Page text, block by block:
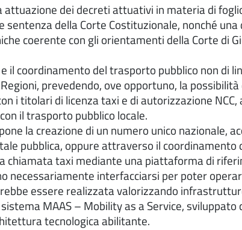
attuazione dei decreti attuativi in materia di
della Corte Costituzionale, nonché una
coerente con gli orientamenti della Corte di
il coordinamento del trasporto pubblico non di
prevedendo, ove opportuno, la
i titolari di licenza taxi e di autorizzazione NCC,
il trasporto pubblico locale.
la creazione di un numero unico nazionale,
pubblica, oppure attraverso il coordinamento
chiamata taxi mediante una piattaforma di
necessariamente interfacciarsi per poter
essere realizzata valorizzando
MAAS – Mobility as a Service, sviluppato
tecnologica abilitante.